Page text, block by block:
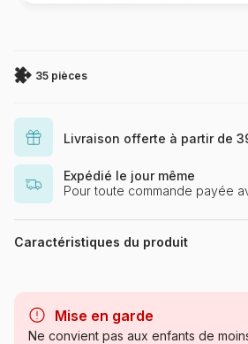
35 pièces
Livraison offerte à partir de
Expédié le jour même
Pour toute commande payée
Caractéristiques du produit
Catégorie Puzzles
Mise en garde
Ne convient pas aux enfants de